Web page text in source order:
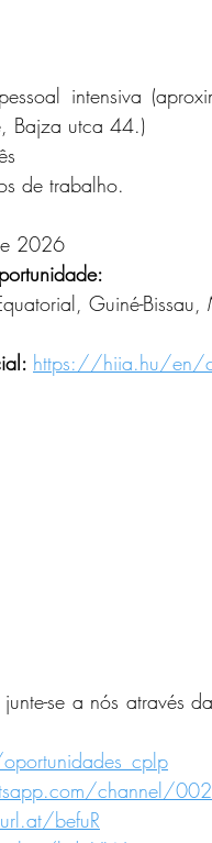
intensiva
Bajza utca 44.)
de trabalho.
2026
Guiné-Bissau,
https://hiia.hu/en/
se a nós através
channel/
befuR